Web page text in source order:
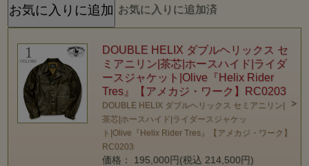
お気に入りに追加済
DOUBLE HELIX ダブルヘリックス セ
ミアニリン|茶芯|ホースハイド|ライダ
ースジャケット|Olive『Helix Rider
Tres』【アメカジ・ワーク】RC0203
DOUBLE HELIX ダブルヘリックス セミアニリン|
茶芯|ホースハイド|ライダースジャケッ
ト|Olive『Helix Rider Tres』【アメカジ・ワーク】
RC0203
価格： 195,000円(税込 214,500円)